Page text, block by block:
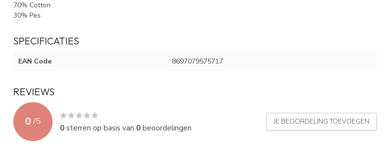
70% Cotton
30% Pes
SPECIFICATIES
EAN Code 8697079575717
REVIEWS
0 /5
0sterren op basis van 0beoordelingen
JE BEOORDELING TOEVOEGEN